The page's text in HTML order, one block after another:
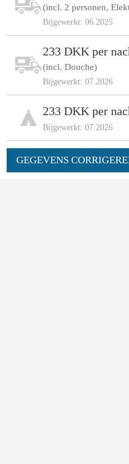
(incl. 2 personen,
Bijgewerkt: 06.2025
233 DKK per
(incl. Douche)
Bijgewerkt: 07.2026
233 DKK per
Bijgewerkt: 07.2026
GEGEVENS